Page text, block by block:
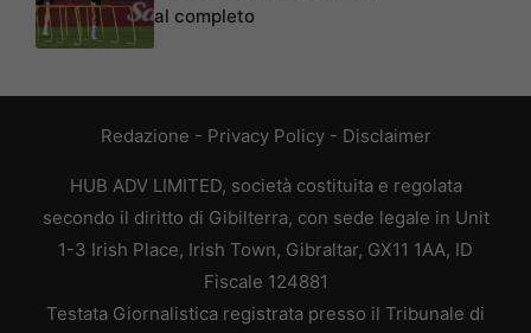
al completo
Redazione - Privacy Policy- Disclaimer
HUB ADV LIMITED, società costituita e regolata
secondo il diritto di Gibilterra, con sede legale in Unit
1-3 Irish Place, Irish Town, Gibraltar, GX11 1AA, ID
Fiscale 124881
Testata Giornalistica registrata presso il Tribunale di